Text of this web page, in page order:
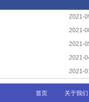
2021-
2021-
2021-
2021-
2021-
首页 关于我们